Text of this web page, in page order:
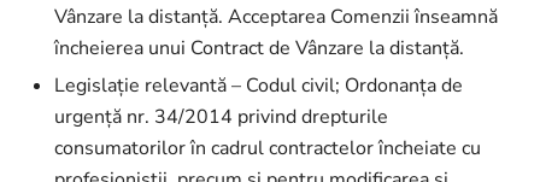
Vânzare la distanță. Acceptarea Comenzii înseamnă
încheierea unui Contract de Vânzare la distanță.
Legislație relevantă – Codul civil; Ordonanța de
urgență nr. 34/2014 privind drepturile
consumatorilor în cadrul contractelor încheiate cu